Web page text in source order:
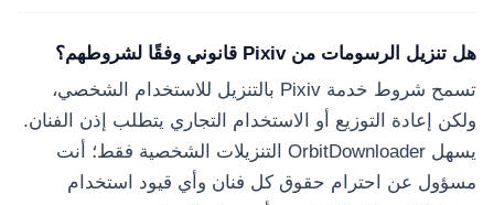
هل تنزيل الرسومات من Pixiv قانوني وفقًا لشروطهم؟
تسمح شروط خدمة Pixiv بالتنزيل للاستخدام الشخصي،
ولكن إعادة التوزيع أو الاستخدام التجاري يتطلب إذن الفنان.
يسهل OrbitDownloader التنزيلات الشخصية فقط؛ أنت
مسؤول عن احترام حقوق كل فنان وأي قيود استخدام